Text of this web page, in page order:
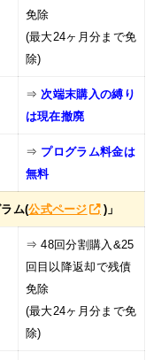
免除
(最大24ヶ月分まで免
除)
⇒次端末購入の縛り
は現在撤廃
⇒ プログラム料金は
無料
ム(公式ページ )」
⇒ 48回分割購入&25
回目以降返却で残債
免除
(最大24ヶ月分まで免
除)